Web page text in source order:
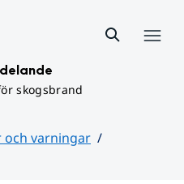
skogsbrand
och varningar